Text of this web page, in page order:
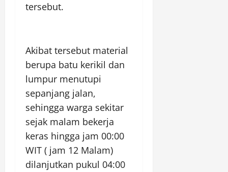
tersebut.
Akibat tersebut material
berupa batu kerikil dan
lumpur menutupi
sepanjang jalan,
sehingga warga sekitar
sejak malam bekerja
keras hingga jam 00:00
WIT ( jam 12 Malam)
dilanjutkan pukul 04:00